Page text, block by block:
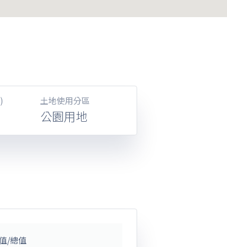
土地使用分區
公園用地
/總值